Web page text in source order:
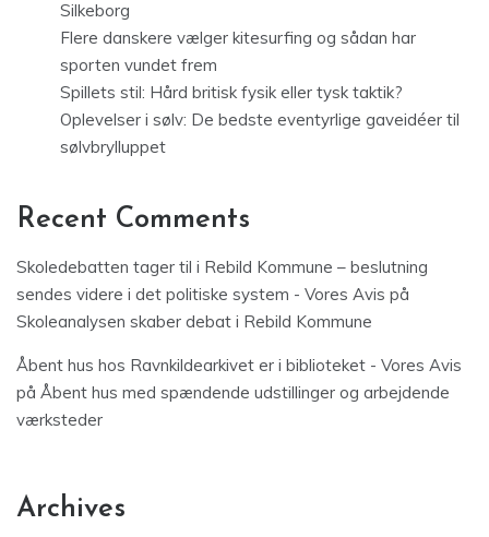
Silkeborg
Flere danskere vælger kitesurfing og sådan har
sporten vundet frem
Spillets stil: Hård britisk fysik eller tysk taktik?
Oplevelser i sølv: De bedste eventyrlige gaveidéer til
sølvbrylluppet
Recent Comments
Skoledebatten tager til i Rebild Kommune – beslutning
sendes videre i det politiske system - Vores Avis på
Skoleanalysen skaber debat i Rebild Kommune
Åbent hus hos Ravnkildearkivet er i biblioteket - Vores Avis
på Åbent hus med spændende udstillinger og arbejdende
værksteder
Archives